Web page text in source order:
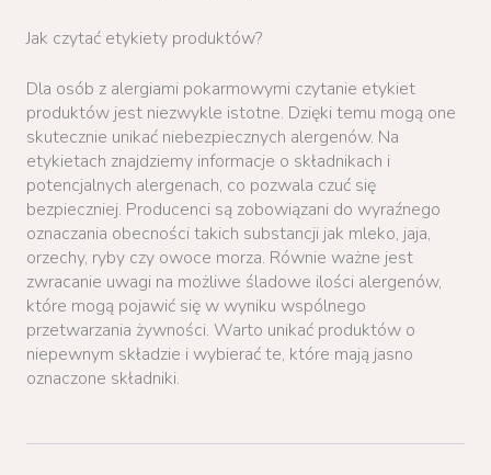
Jak czytać etykiety produktów?
Dla osób z alergiami pokarmowymi czytanie etykiet
produktów jest niezwykle istotne. Dzięki temu mogą one
skutecznie unikać niebezpiecznych alergenów. Na
etykietach znajdziemy informacje o składnikach i
potencjalnych alergenach, co pozwala czuć się
bezpieczniej. Producenci są zobowiązani do wyraźnego
oznaczania obecności takich substancji jak mleko, jaja,
orzechy, ryby czy owoce morza. Równie ważne jest
zwracanie uwagi na możliwe śladowe ilości alergenów,
które mogą pojawić się w wyniku wspólnego
przetwarzania żywności. Warto unikać produktów o
niepewnym składzie i wybierać te, które mają jasno
oznaczone składniki.